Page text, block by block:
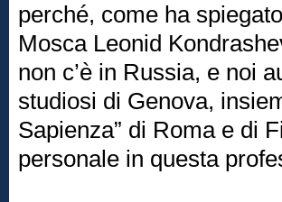
perché, come ha
Mosca Leonid
non c’è in Russia, e noi
studiosi di Genova,
Sapienza” di Roma e di
personale in questa